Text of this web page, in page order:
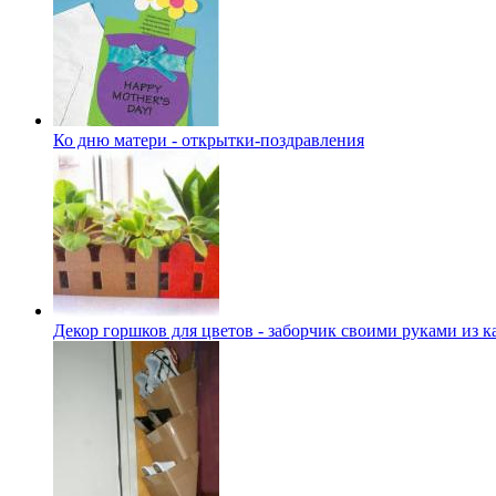
Ко дню матери - открытки-поздравления
Декор горшков для цветов - заборчик своими руками из